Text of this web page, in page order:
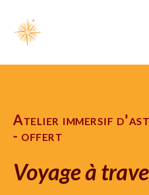
Atelier immersif
- offert
Voyage à